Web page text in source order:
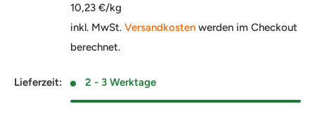
10,23 €/kg
inkl. MwSt. Versandkosten werden im Checkout
berechnet.
Lieferzeit: 2 - 3 Werktage